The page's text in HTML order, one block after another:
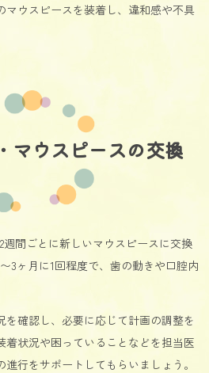
マウスピースを装着し、違和感や不具
マウスピースの交換
週間ごとに新しいマウスピースに交換
3ヶ月に1回程度で、歯の動きや口腔内
を確認し、必要に応じて計画の調整を
着状況や困っていることなどを担当医
行をサポートしてもらいましょう。